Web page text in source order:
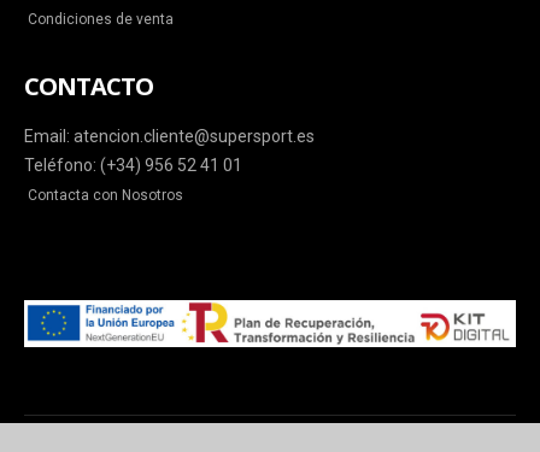
Condiciones de venta
CONTACTO
Email: atencion.cliente@supersport.es
Teléfono: (+34) 956 52 41 01
Contacta con Nosotros